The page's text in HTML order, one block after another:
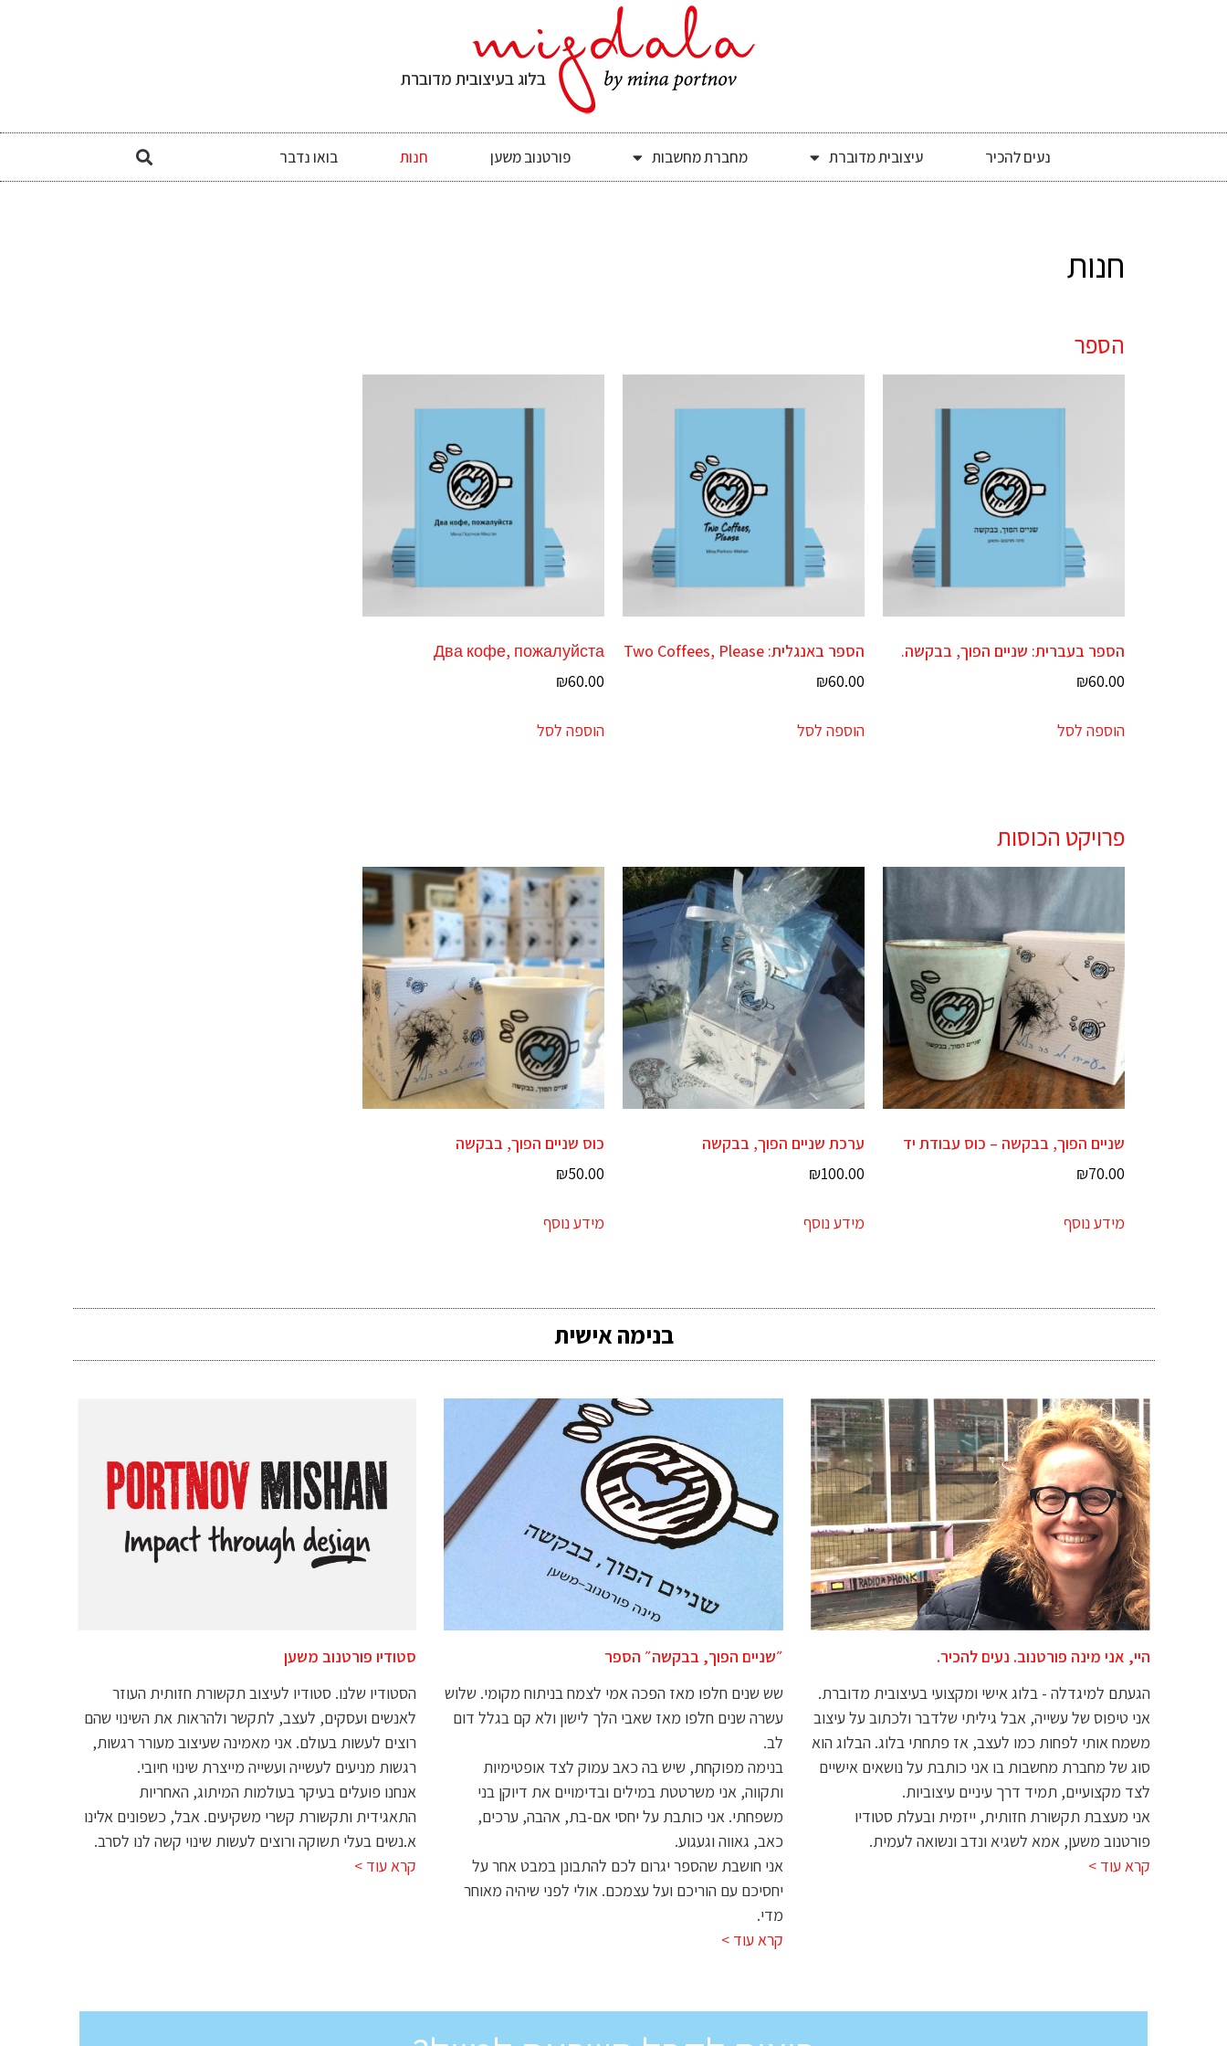
בלוג בעיצובית מדוברת
נעים להכיר עיצובית מדוברת מחברת מחשבות פורטנוב משען חנות בואו נדבר
חנות
הספר
הספר בעברית: שניים הפוך, בבקשה.
₪60.00
הוספה לסל
הספר באנגלית: Two Coffees, Please
₪60.00
הוספה לסל
Два кофе, пожалуйста
₪60.00
הוספה לסל
פרויקט הכוסות
שניים הפוך, בבקשה – כוס עבודת יד
₪70.00
מידע נוסף
ערכת שניים הפוך, בבקשה
₪100.00
מידע נוסף
כוס שניים הפוך, בבקשה
₪50.00
מידע נוסף
בנימה אישית
היי, אני מינה פורטנוב. נעים להכיר.
הגעתם למיגדלה - בלוג אישי ומקצועי בעיצובית מדוברת.
אני טיפוס של עשייה, אבל גיליתי שלדבר ולכתוב על עיצוב
משמח אותי לפחות כמו לעצב, אז פתחתי בלוג. הבלוג הוא
סוג של מחברת מחשבות בו אני כותבת על נושאים אישיים
לצד מקצועיים, תמיד דרך עיניים עיצוביות.
אני מעצבת תקשורת חזותית, ייזמית ובעלת סטודיו
פורטנוב משען, אמא לשגיא ונדב ונשואה לעמית.
קרא עוד >
״שניים הפוך, בבקשה״ הספר
שש שנים חלפו מאז הפכה אמי לצמח בניתוח מקומי. שלוש
עשרה שנים חלפו מאז שאבי הלך לישון ולא קם בגלל דום
לב.
בנימה מפוקחת, שיש בה כאב עמוק לצד אופטימיות
ותקווה, אני משרטטת במילים ובדימויים את דיוקן בני
משפחתי. אני כותבת על יחסי אם-בת, אהבה, ערכים,
כאב, גאווה וגעגוע.
אני חושבת שהספר יגרום לכם להתבונן במבט אחר על
יחסיכם עם הוריכם ועל עצמכם. אולי לפני שיהיה מאוחר
מדי.
קרא עוד >
סטודיו פורטנוב משען
הסטודיו שלנו. סטודיו לעיצוב תקשורת חזותית העוזר
לאנשים ועסקים, לעצב, לתקשר ולהראות את השינוי שהם
רוצים לעשות בעולם. אני מאמינה שעיצוב מעורר רגשות,
רגשות מניעים לעשייה ועשייה מייצרת שינוי חיובי.
אנחנו פועלים בעיקר בעולמות המיתוג, האחריות
התאגידית ותקשורת קשרי משקיעים. אבל, כשפונים אלינו
א.נשים בעלי תשוקה ורוצים לעשות שינוי קשה לנו לסרב.
קרא עוד >